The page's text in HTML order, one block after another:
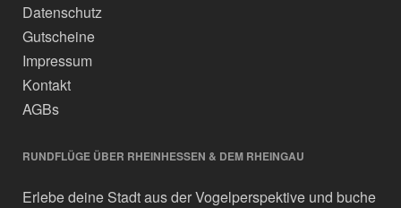
Datenschutz
Gutscheine
Impressum
Kontakt
AGBs
RUNDFLÜGE ÜBER RHEINHESSEN & DEM RHEINGAU
Erlebe deine Stadt aus der Vogelperspektive und buche